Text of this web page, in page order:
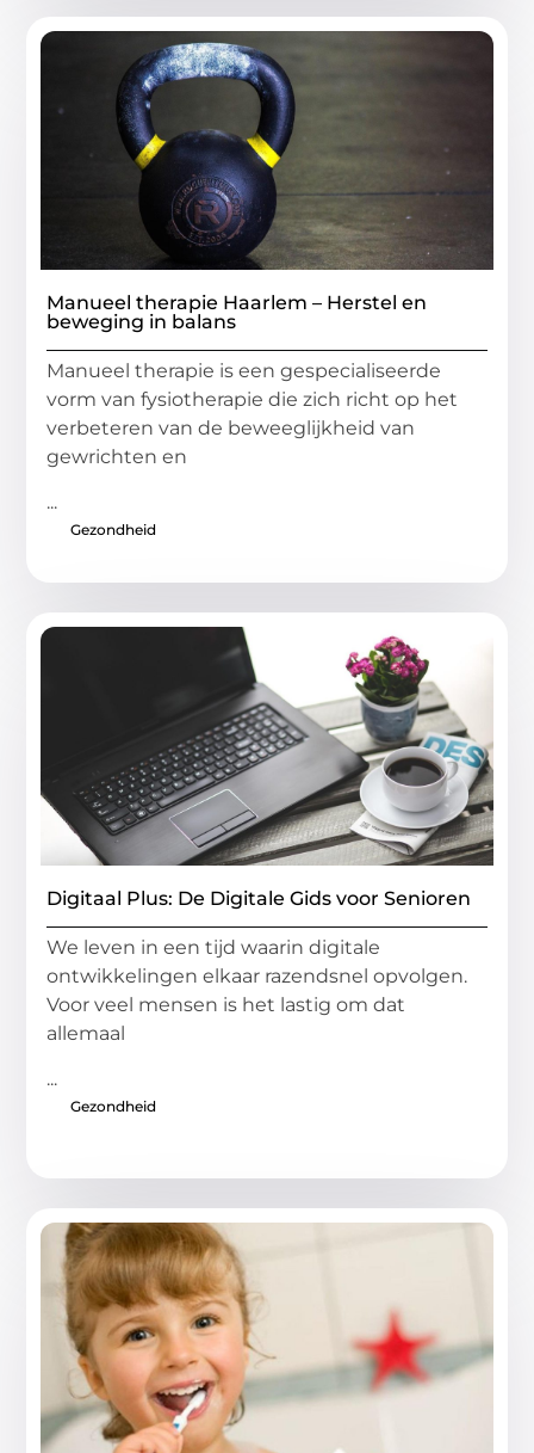
Manueel therapie Haarlem – Herstel en
beweging in balans
Manueel therapie is een gespecialiseerde
vorm van fysiotherapie die zich richt op het
verbeteren van de beweeglijkheid van
gewrichten en
...
Gezondheid
Digitaal Plus: De Digitale Gids voor Senioren
We leven in een tijd waarin digitale
ontwikkelingen elkaar razendsnel opvolgen.
Voor veel mensen is het lastig om dat
allemaal
...
Gezondheid